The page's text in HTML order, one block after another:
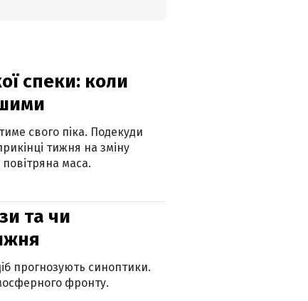
спеки: коли
свого піка. Подекуди
тижня на зміну
маса.
та чи
прогнозують синоптики.
фронту.